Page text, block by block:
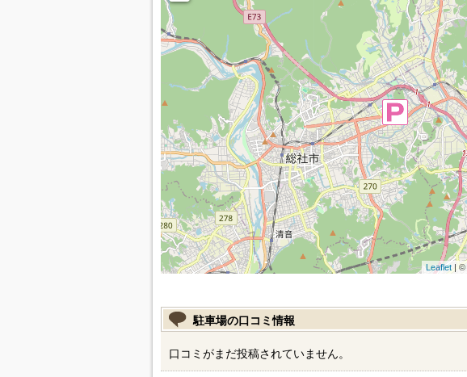
Leaflet| ©
駐車場の口コミ情報
口コミがまだ投稿されていません。